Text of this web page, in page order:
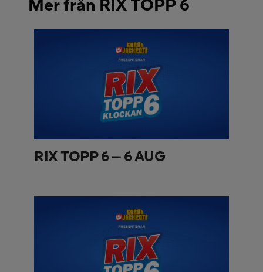
Mer från RIX TOPP 6
RIX TOPP 6 – 6 AUG